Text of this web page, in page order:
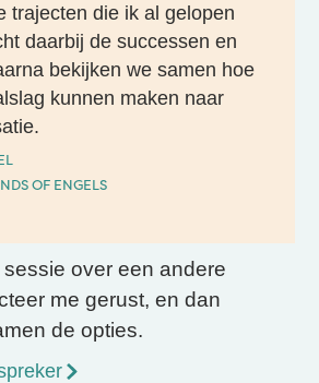
trajecten die ik al gelopen
daarbij de successen en
bekijken we samen hoe
kunnen maken naar
OF ENGELS
over een andere
me gerust, en dan
de opties.